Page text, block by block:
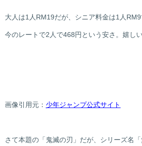
大人は1人RM19だが、シニア料金は1人
今のレートで2人で468円という安さ。嬉し
画像引用元： 少年ジャンプ公式サイト
さて本題の「鬼滅の刃」だが、シリーズ名